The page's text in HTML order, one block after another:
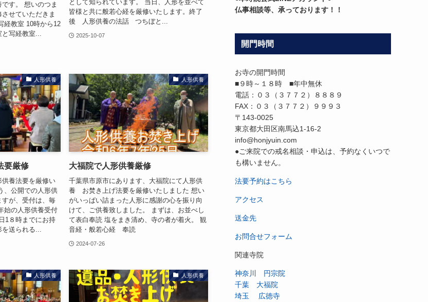
す。 想いのつま
せていただきま
経教室 10時から12
写経教室...
として知られています。 当日、人形を並べて
皆様と共に般若心経を厳修いたします。終了
後 人形供養の法話 つちぼと...
2025-10-07
人形供養
要厳修
養法要を厳修い
、公開での人形供
が、受付は、毎
始の人形供養受付
1８時までにお持
送られる...
人形供養
大福院で人形供養厳修
千葉県市原市にあります、大福院にて人形供
養 お焚き上げ法要を厳修いたしました 想い
がいっぱい詰まった人形に感謝の心を振り向
けて、ご供養致しました。 まずは、お並べし
て表白奉読 塩をまき清め、寺の者が着火。 観
音経・般若心経 奉読
2024-07-26
人形供養 人形供養
仏事相談等、承っております！！
開門時間
お寺の開門時間
■９時～１８時 ■年中無休
電話：０３（３７７２）８８８９
FAX：０３（３７７２）９９９３
〒143-0025
東京都大田区南馬込1-16-2
info@honjyuin.com
●ご来院での戒名相談・申込は、予約なくいつで
も構いません。
法要予約はこちら
アクセス
送金先
お問合せフォーム
関連寺院
神奈川 円宗院
千葉 大福院
埼玉 広徳寺